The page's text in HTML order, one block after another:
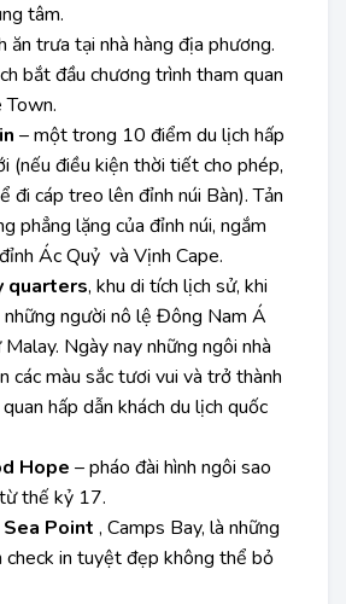
tâm.
ăn trưa tại nhà hàng địa phương.
bắt đầu chương trình tham quan
Town.
– một trong 10 điểm du lịch hấp
(nếu điều kiện thời tiết cho phép,
đi cáp treo lên đỉnh núi Bàn). Tản
phẳng lặng của đỉnh núi, ngắm
Ác Quỷ và Vịnh Cape.
quarters, khu di tích lịch sử, khi
những người nô lệ Đông Nam Á
Ngày nay những ngôi nhà
các màu sắc tươi vui và trở thành
hấp dẫn khách du lịch quốc
Hope – pháo đài hình ngôi sao
thế kỷ 17.
Sea Point , Camps Bay, là những
check in tuyệt đẹp không thể bỏ